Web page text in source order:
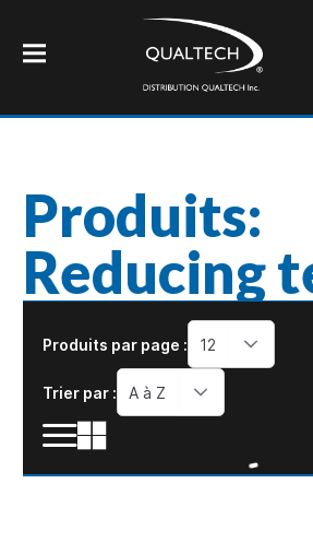
Produits:
Reducing
Produits par page : 12
Trier par : A à Z